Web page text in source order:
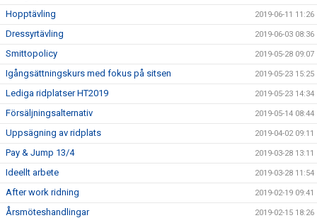
Hopptävling 2019-06-11 11:26
Dressyrtävling 2019-06-03 08:36
Smittopolicy 2019-05-28 09:07
Igångsättningskurs med fokus på sitsen 2019-05-23 15:25
Lediga ridplatser HT2019 2019-05-23 14:34
Försäljningsalternativ 2019-05-14 08:44
Uppsägning av ridplats 2019-04-02 09:11
Pay & Jump 13/4 2019-03-28 13:11
Ideellt arbete 2019-03-28 11:54
After work ridning 2019-02-19 09:41
Årsmöteshandlingar 2019-02-15 18:26